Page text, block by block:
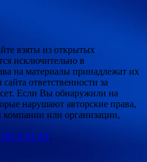
взяты из открытых
исключительно в
на материалы принадлежат их
ответственности за
Если Вы обнаружили на
нарушают авторские права,
или организации,
PLAY.